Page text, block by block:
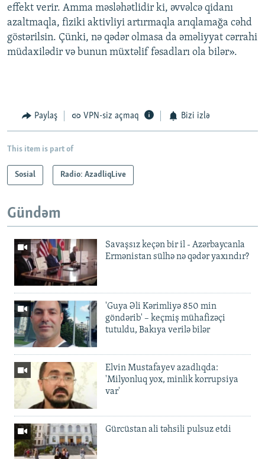
effekt verir. Amma məsləhətlidir ki, əvvəlcə qidanı
azaltmaqla, fiziki aktivliyi artırmaqla arıqlamağa cəhd
göstərilsin. Çünki, nə qədər olmasa da əməliyyat cərrahi
müdaxilədir və bunun müxtəlif fəsadları ola bilər».
Paylaş VPN-siz açmaq Bizi izlə
This item is part of
Sosial Radio: AzadliqLive
Gündəm
Savaşsız keçən bir il - Azərbaycanla
Ermənistan sülhə nə qədər yaxındır?
'Guya Əli Kərimliyə 850 min
göndərib' – keçmiş mühafizəçi
tutuldu, Bakıya verilə bilər
Elvin Mustafayev azadlıqda:
'Milyonluq yox, minlik korrupsiya
var'
Gürcüstan ali təhsili pulsuz etdi